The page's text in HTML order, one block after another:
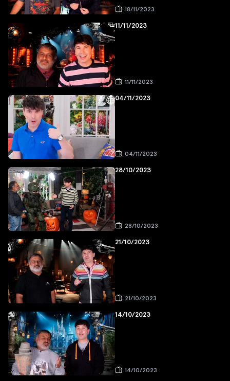
18/11/2023
11/11/2023
11/11/2023
04/11/2023
04/11/2023
28/10/2023
28/10/2023
21/10/2023
21/10/2023
14/10/2023
14/10/2023